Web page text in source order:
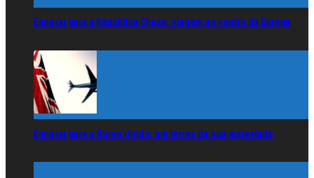
Emigrar para a República Checa: viagem ao centro da Europa
Emigrar para o Reino Unido: em terras de sua majestade